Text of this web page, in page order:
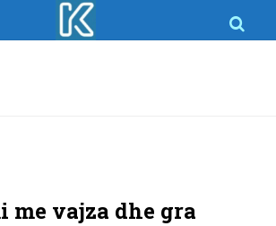
me vajza dhe gra